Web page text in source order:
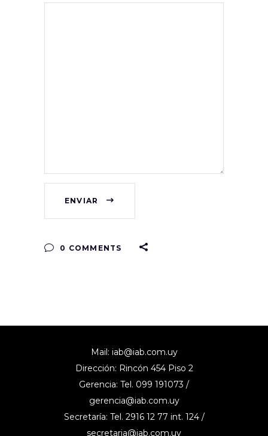
ENVIAR
0 COMMENTS
Mail: iab@iab.com.uy
Dirección: Rincón 454 Piso 2
Gerencia: Tel. 099 191073 /
gerencia@iab.com.uy
Secretaría: Tel. 2916 12 77 int. 124 /
secretaria@iab.com.uy